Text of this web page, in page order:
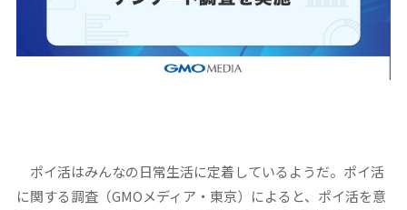
ポイ活はみんなの日常生活に定着しているようだ。ポイ活
に関する調査（GMOメディア・東京）によると、ポイ活を意